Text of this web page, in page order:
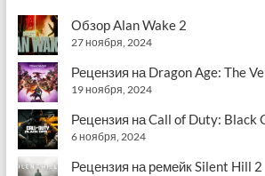
Обзор Alan Wake 2
27 ноября, 2024
Рецензия на Dragon Age: The
19 ноября, 2024
Рецензия на Call of Duty: Black
6 ноября, 2024
Рецензия на ремейк Silent Hill 2